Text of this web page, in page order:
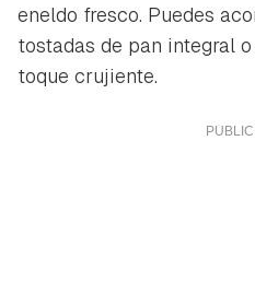
eneldo fresco. Puedes
tostadas de pan integral
toque crujiente.